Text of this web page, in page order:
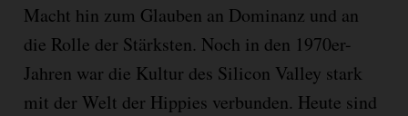
Macht hin zum Glauben an Dominanz und an
die Rolle der Stärksten. Noch in den 1970er-
Jahren war die Kultur des Silicon Valley stark
mit der Welt der Hippies verbunden. Heute sind